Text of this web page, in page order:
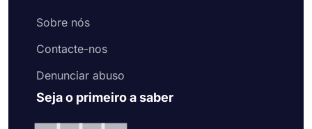
Sobre nós
Contacte-nos
Denunciar abuso
Seja o primeiro a saber